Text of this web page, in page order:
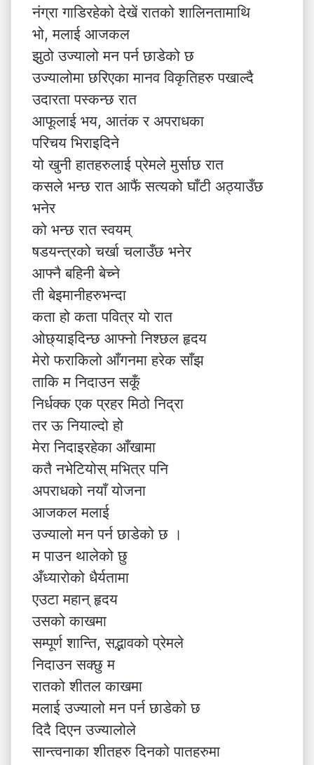
नंग्रा गाडिरहेको देखें रातको शालिनतामाथि
भो, मलाई आजकल
झुठो उज्यालो मन पर्न छाडेको छ
उज्यालोमा छरिएका मानव विकृतिहरु पखाल्दै
उदारता पस्कन्छ रात
आफूलाई भय, आतंक र अपराधका
परिचय भिराइदिने
यो खुनी हातहरुलाई प्रेमले मुर्साछ रात
कसले भन्छ रात आफैं सत्यको घाँटी अठ्याउँछ
भनेर
को भन्छ रात स्वयम्
षडयन्त्रको चर्खा चलाउँछ भनेर
आफ्नै बहिनी बेच्ने
ती बेइमानीहरुभन्दा
कता हो कता पवित्र यो रात
ओछ्याइदिन्छ आफ्नो निश्छल हृदय
मेरो फराकिलो आँगनमा हरेक साँझ
ताकि म निदाउन सकूँ
निर्धक्क एक प्रहर मिठो निद्रा
तर ऊ नियाल्दो हो
मेरा निदाइरहेका आँखामा
कतै नभेटियोस् मभित्र पनि
अपराधको नयाँ योजना
आजकल मलाई
उज्यालो मन पर्न छाडेको छ ।
म पाउन थालेको छु
अँध्यारोको धैर्यतामा
एउटा महान् हृदय
उसको काखमा
सम्पूर्ण शान्ति, सद्भावको प्रेमले
निदाउन सक्छु म
रातको शीतल काखमा
मलाई उज्यालो मन पर्न छाडेको छ
दिदै दिएन उज्यालोले
सान्त्वनाका शीतहरु दिनको पातहरुमा